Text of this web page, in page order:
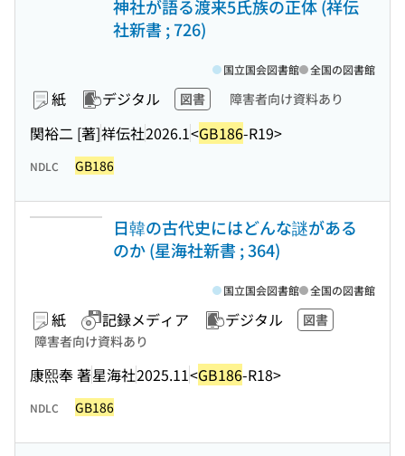
神社が語る渡来5氏族の正体 (祥伝
社新書 ; 726)
紙 デジタル 図書 障害者向け資料あり
関裕二 [著]祥伝社2026.1<GB186-R19>
国立国会図書館 全国の図書館
NDLC GB186
日韓の古代史にはどんな謎がある
のか (星海社新書 ; 364)
紙 記録メディア デジタル
図書
障害者向け資料あり
康熙奉 著星海社2025.11<GB186-R18>
国立国会図書館 全国の図書館
NDLC GB186